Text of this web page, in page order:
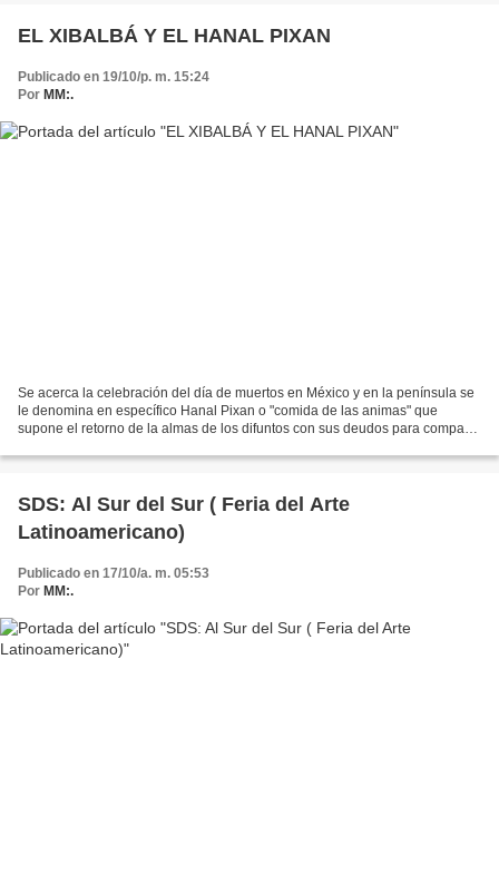
EL XIBALBÁ Y EL HANAL PIXAN
Publicado en 19/10/p. m. 15:24
Por MM:.
Se acerca la celebración del día de muertos en México y en la península se
le denomina en específico Hanal Pixan o "comida de las animas" que
supone el retorno de la almas de los difuntos con sus deudos para compartir
SDS: Al Sur del Sur ( Feria del Arte
Latinoamericano)
Publicado en 17/10/a. m. 05:53
Por MM:.